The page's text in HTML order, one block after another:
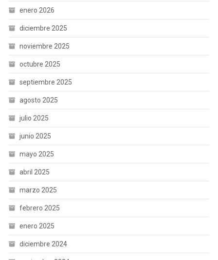
enero 2026
diciembre 2025
noviembre 2025
octubre 2025
septiembre 2025
agosto 2025
julio 2025
junio 2025
mayo 2025
abril 2025
marzo 2025
febrero 2025
enero 2025
diciembre 2024